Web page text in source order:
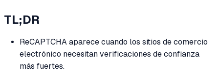
TL;DR
ReCAPTCHA aparece cuando los sitios de comercio
electrónico necesitan verificaciones de confianza
más fuertes.